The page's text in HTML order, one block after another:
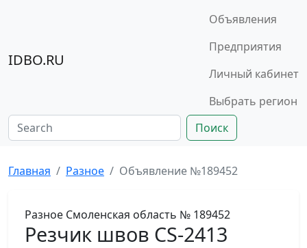
IDBO.RU
Объявления
Предприятия
Личный кабинет
Выбрать регион
Поиск
Главная Разное Объявление №189452
Разное Смоленская область № 189452
Резчик швов CS-2413